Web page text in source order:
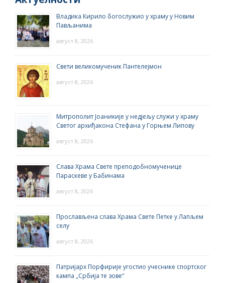
Владика Кирило богослужио у храму у Новим
Пављанима
август 8, 2026
Свети великомученик Пантелејмон
август 8, 2026
Митрополит Јоаникије у недјељу служи у храму
Светог архиђакона Стефана у Горњем Липову
август 8, 2026
Слава Храма Свете преподобномученице
Параскеве у Бабинама
август 8, 2026
Прослављена слава Храма Свете Петке у Лапљем
селу
август 8, 2026
Патријарх Порфирије угостио учеснике спортског
кампа „Србија те зове“